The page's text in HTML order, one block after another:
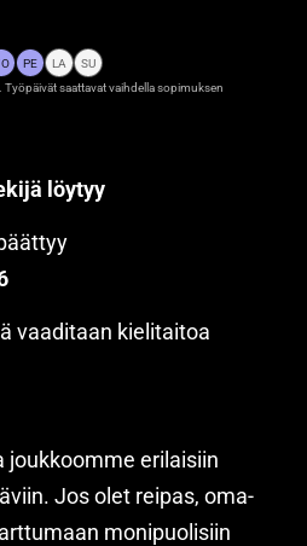
joukkoomme erilaisiin
Jos olet reipas, oma-
monipuolisiin
PE LA
SU
saattavat vaihdella sopimuksen
löytyy
vaaditaan kielitaitoa